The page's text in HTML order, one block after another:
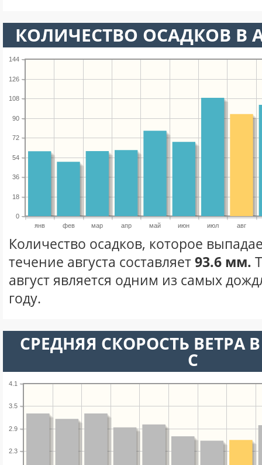
КОЛИЧЕСТВО ОСАДКОВ В
янв фев мар апр май июн июл авг
0
18
36
54
72
90
108
126
144
Количество осадков, которое
течение августа составляет93.6 мм.
август является одним из самых
году.
СРЕДНЯЯ СКОРОСТЬ ВЕТРА
С
2.3
2.9
3.5
4.1